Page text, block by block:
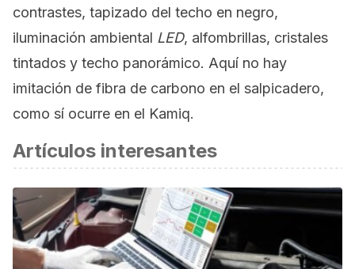
contrastes, tapizado del techo en negro,
iluminación ambiental LED, alfombrillas, cristales
tintados y techo panorámico. Aquí no hay
imitación de fibra de carbono en el salpicadero,
como sí ocurre en el Kamiq.
Artículos interesantes